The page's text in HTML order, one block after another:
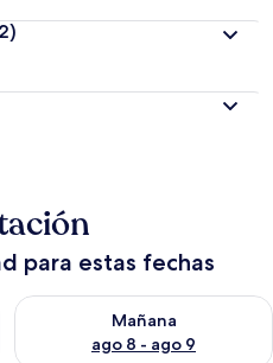
para estas fechas
ago 7 - ago 8
Mañana
ago 8 - ago 9
Consulta la disponibilidad